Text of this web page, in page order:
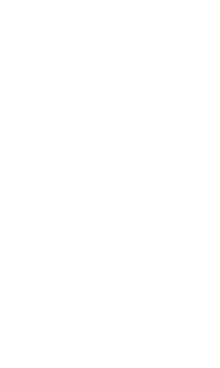
评议工作
全区政机关与行业协会脱钩改革
立保持员先进长效机制
关百日大练活动
战
所属行业协会脱钩改革工作全面
聘会
司注册活动
人注册流程场专项整
办案工作会
一步加公车及驾驶员管理
年议提案办理
一般纳税人期间稳定工作
税人旅游市场监管
品安全大检查
司注册期间安全稳定